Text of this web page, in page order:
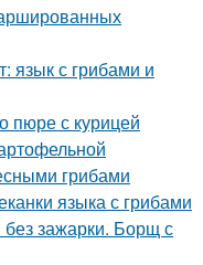
язык с грибами и
пюре с курицей
грибами
языка с грибами
зажарки. Борщ с